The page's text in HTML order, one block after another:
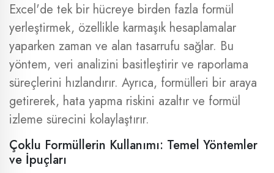
Excel'de tek bir hücreye birden fazla formül
yerleştirmek, özellikle karmaşık hesaplamalar
yaparken zaman ve alan tasarrufu sağlar. Bu
yöntem, veri analizini basitleştirir ve raporlama
süreçlerini hızlandırır. Ayrıca, formülleri bir araya
getirerek, hata yapma riskini azaltır ve formül
izleme sürecini kolaylaştırır.
Çoklu Formüllerin Kullanımı: Temel Yöntemler
ve İpuçları